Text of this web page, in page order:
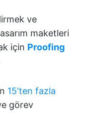
ve
maketleri
için Proofing
15'ten fazla
görev